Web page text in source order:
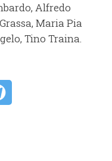
Alfredo
Maria Pia
Tino Traina.